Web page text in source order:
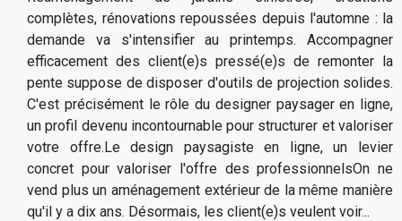
complètes, rénovations repoussées depuis l'automne : la
demande va s'intensifier au printemps. Accompagner
efficacement des client(e)s pressé(e)s de remonter la
pente suppose de disposer d'outils de projection solides.
C'est précisément le rôle du designer paysager en ligne,
un profil devenu incontournable pour structurer et valoriser
votre offre.Le design paysagiste en ligne, un levier
concret pour valoriser l'offre des professionnelsOn ne
vend plus un aménagement extérieur de la même manière
qu'il y a dix ans. Désormais, les client(e)s veulent voir...